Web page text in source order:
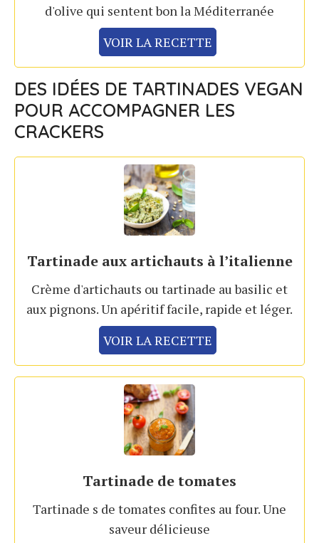
d'olive qui sentent bon la Méditerranée
VOIR LA RECETTE
DES IDÉES DE TARTINADES VEGAN
POUR ACCOMPAGNER LES
CRACKERS
Tartinade aux artichauts à l’italienne
Crème d'artichauts ou tartinade au basilic et
aux pignons. Un apéritif facile, rapide et léger.
VOIR LA RECETTE
Tartinade de tomates
Tartinade s de tomates confites au four. Une
saveur délicieuse